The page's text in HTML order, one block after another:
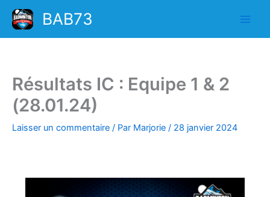
Aller
contenu
BAB73
Résultats IC : Equipe 1 & 2
(28.01.24)
Laisser un commentaire / Par Marjorie / 28 janvier 2024